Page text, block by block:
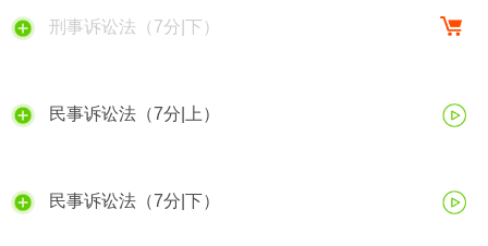
刑事诉讼法（7分|下）
民事诉讼法（7分|上）
民事诉讼法（7分|下）